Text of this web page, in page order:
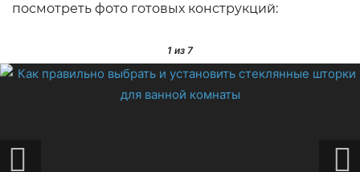
посмотреть фото готовых конструкций:
1 из 7